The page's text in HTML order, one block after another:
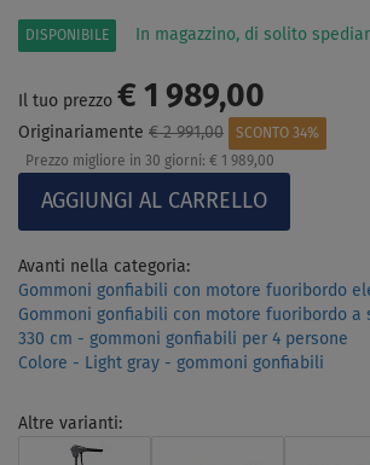
DISPONIBILE In magazzino, di solito
Il tuo prezzo € 1 989,00
Originariamente € 2 991,00
SCONTO 34%
Prezzo migliore in 30 giorni: € 1 989,00
Avanti nella categoria:
Gommoni gonfiabili con motore fuoribordo
Gommoni gonfiabili con motore fuoribordo a
330 cm - gommoni gonfiabili per 4 persone
Colore - Light gray - gommoni gonfiabili
Altre varianti: